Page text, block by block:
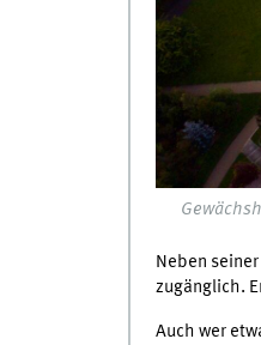
Neben
zugänglich.
Auch wer